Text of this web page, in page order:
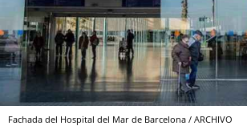
Fachada del Hospital del Mar de Barcelona / ARCHIVO